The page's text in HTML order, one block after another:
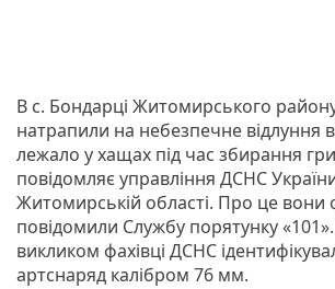
В с. Бондарці Житомирського району
натрапили на небезпечне відлуння
лежало у хащах під час збирання
повідомляє управління ДСНС
Житомирській області. Про це вони
повідомили Службу порятунку
викликом фахівці ДСНС
артснаряд калібром 76 мм.